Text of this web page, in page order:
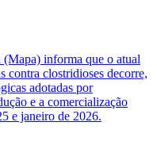
informa que o atual
contra clostridioses decorre,
adotadas por
e a comercialização
e janeiro de 2026.